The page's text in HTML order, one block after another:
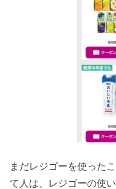
まだレジゴーを使った
て人は、レジゴーの使